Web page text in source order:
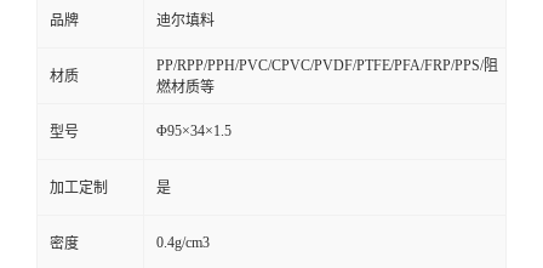
品牌 迪尔填料
材质
PP/RPP/PPH/PVC/CPVC/PVDF/PTFE/PFA/FRP/PPS/阻
燃材质等
型号 Φ95×34×1.5
加工定制 是
密度 0.4g/cm3